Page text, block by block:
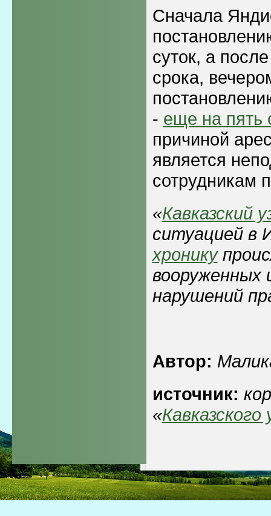
Сначала
суток, а
срока,
- еще на пять
причиной
является
сотрудникам
«Кавказский
ситуацией в
хронику
вооруженных
нарушений
Автор:
источник:
«Кавказского